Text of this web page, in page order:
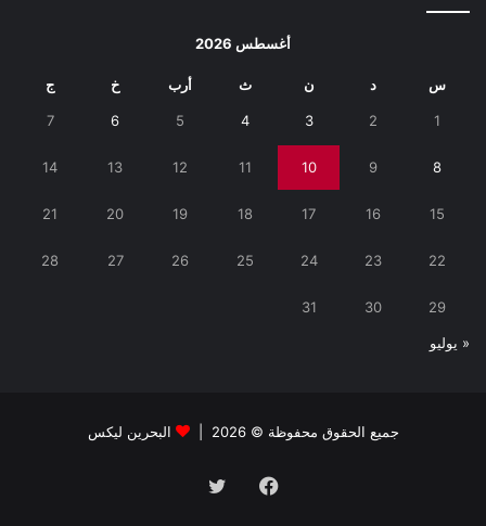
أغسطس 2026
س د ن ث أرب خ ج
1
2
3
4
5
6
7
8
9
10
11
12
13
14
15
16
17
18
19
20
21
22
23
24
25
26
27
28
29
30
31
« يوليو
جميع الحقوق محفوظة © 2026 | البحرين ليكس
فيسبوك